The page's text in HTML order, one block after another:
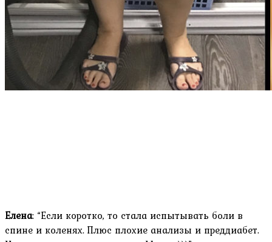
Елена: “Если коротко, то стала испытывать боли в
спине и коленях. Плюс плохие анализы и преддиабет.